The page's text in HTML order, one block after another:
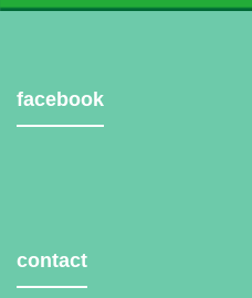
facebook
contact